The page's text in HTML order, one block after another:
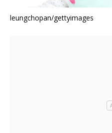
leungchopan/gettyimages